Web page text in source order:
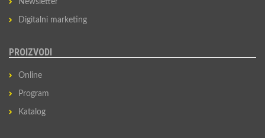
Newsletter
Digitalni marketing
PROIZVODI
Online
Program
Katalog